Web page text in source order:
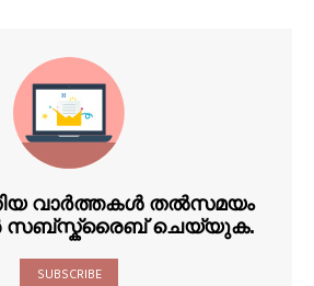
വാർത്തകൾ തൽസമയം
സബ്സ്ക്രൈബ് ചെയ്യുക.
SUBSCRIBE